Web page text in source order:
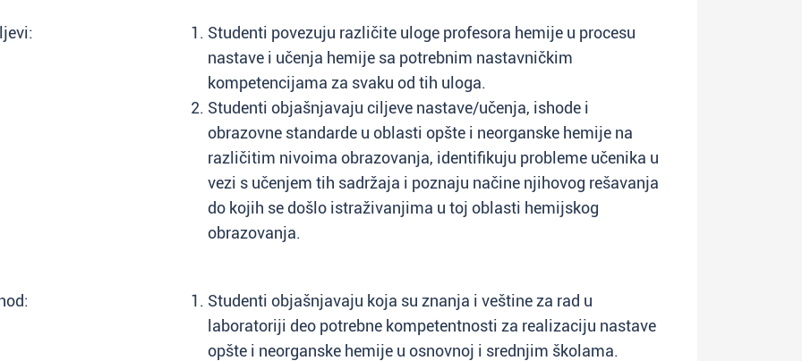
Studenti povezuju različite uloge profesora hemije u procesu
nastave i učenja hemije sa potrebnim nastavničkim
kompetencijama za svaku od tih uloga.
Studenti objašnjavaju ciljeve nastave/učenja, ishode i
obrazovne standarde u oblasti opšte i neorganske hemije na
različitim nivoima obrazovanja, identifikuju probleme učenika u
vezi s učenjem tih sadržaja i poznaju načine njihovog rešavanja
do kojih se došlo istraživanjima u toj oblasti hemijskog
obrazovanja.
Studenti objašnjavaju koja su znanja i veštine za rad u
laboratoriji deo potrebne kompetentnosti za realizaciju nastave
opšte i neorganske hemije u osnovnoj i srednjim školama.